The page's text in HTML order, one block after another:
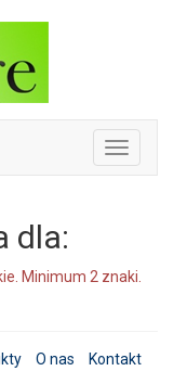
Toggle
dla:
Minimum 2 znaki.
O nas Kontakt